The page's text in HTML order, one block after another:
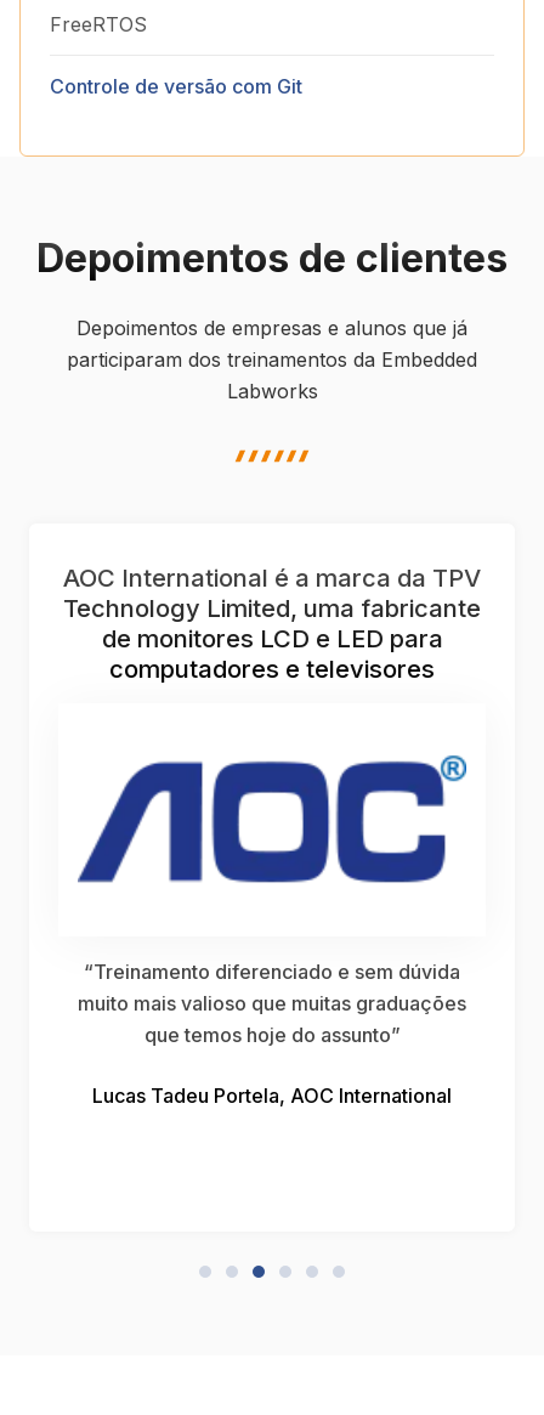
FreeRTOS
Controle de versão com Git
Depoimentos de clientes
Depoimentos de empresas e alunos que já
participaram dos treinamentos da Embedded
Labworks
highlight shape
O Centro Tecnológico do Exército
(CTEx) é uma organização militar
subordinada ao departamento de
ciência e tecnologia do governo
“Didático e dinâmico, o treinamento atendeu
plenamente a todos os objetivos propostos,
conhecimento em Linux. Recomendo!”